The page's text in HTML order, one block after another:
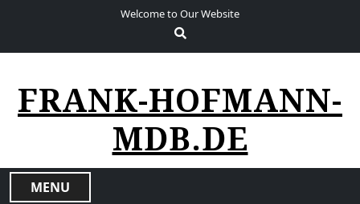
Welcome to Our Website
FRANK-HOFMANN-
MDB.DE
MENU